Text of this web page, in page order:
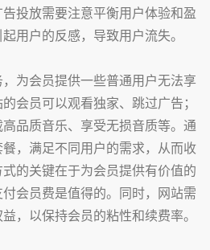
投放需要注意平衡用户体验和盈
用户的反感，导致用户流失。
为会员提供一些普通用户无法享
会员可以观看独家、跳过广告；
品质音乐、享受无损音质等。通
，满足不同用户的需求，从而收
的关键在于为会员提供有价值的
会员费是值得的。同时，网站需
，以保持会员的粘性和续费率。